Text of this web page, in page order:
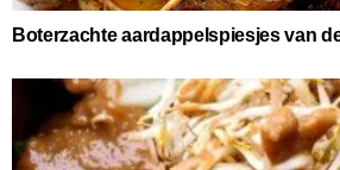
Boterzachte aardappelspiesjes van